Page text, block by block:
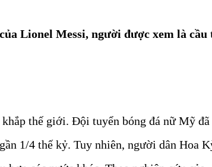
Lionel Messi, người được xem là cầu
thế giới. Đội tuyển bóng đá nữ Mỹ đã
1/4 thế kỷ. Tuy nhiên, người dân Hoa